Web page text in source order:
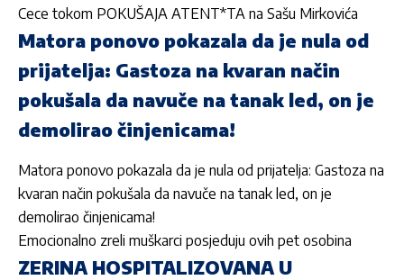
Cece tokom POKUŠAJA ATENT*TA na Sašu Mirkovića
Matora ponovo pokazala da je nula od
prijatelja: Gastoza na kvaran način
pokušala da navuče na tanak led, on je
demolirao činjenicama!
Matora ponovo pokazala da je nula od prijatelja: Gastoza na
kvaran način pokušala da navuče na tanak led, on je
demolirao činjenicama!
Emocionalno zreli muškarci posjeduju ovih pet osobina
ZERINA HOSPITALIZOVANA U